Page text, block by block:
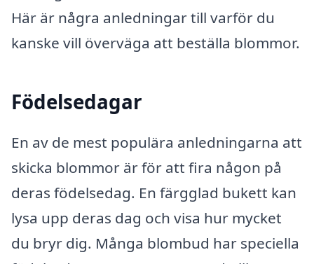
Här är några anledningar till varför du
kanske vill överväga att beställa blommor.
Födelsedagar
En av de mest populära anledningarna att
skicka blommor är för att fira någon på
deras födelsedag. En färgglad bukett kan
lysa upp deras dag och visa hur mycket
du bryr dig. Många blombud har speciella